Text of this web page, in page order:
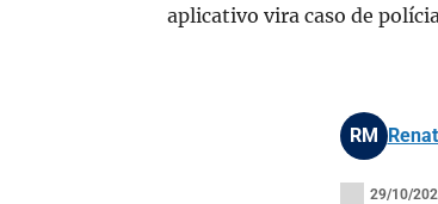
aplicativo vira caso de
RM
29/10/